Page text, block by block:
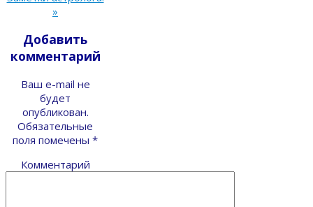
»
Добавить
комментарий
Ваш e-mail не
будет
опубликован.
Обязательные
поля помечены *
Комментарий